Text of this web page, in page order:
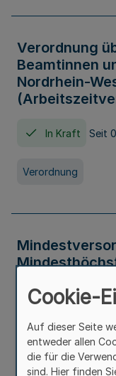
Verordnung
Beamtinnen
Nordrhein-
In Kraft Seit
Verordnung
Cookie-
Auf dieser Seite
entweder allen
die für die
sind. Hier finden